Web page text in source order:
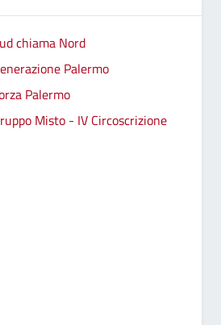
chiama Nord
Palermo
Palermo
Misto - IV Circoscrizione